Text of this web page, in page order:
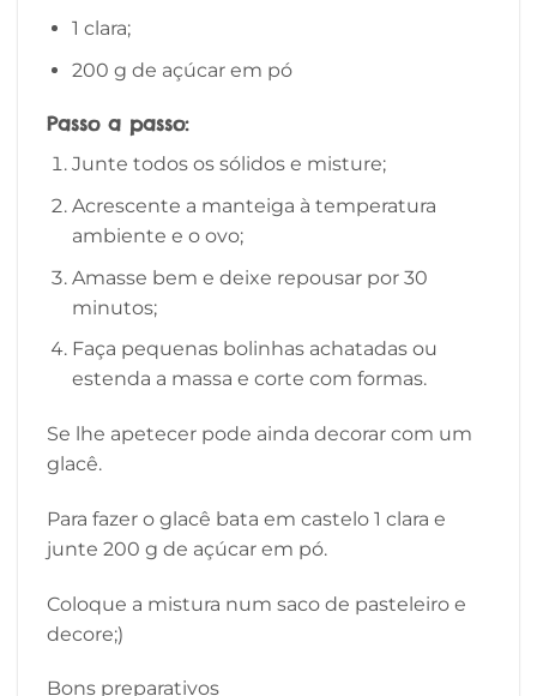
1 clara;
200 g de açúcar em pó
Passo a passo:
Junte todos os sólidos e misture;
Acrescente a manteiga à temperatura
ambiente e o ovo;
Amasse bem e deixe repousar por 30
minutos;
Faça pequenas bolinhas achatadas ou
estenda a massa e corte com formas.
Se lhe apetecer pode ainda decorar com um
glacê.
Para fazer o glacê bata em castelo 1 clara e
junte 200 g de açúcar em pó.
Coloque a mistura num saco de pasteleiro e
decore;)
Bons preparativos